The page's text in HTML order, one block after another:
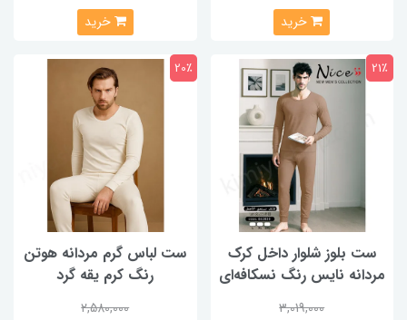
خرید خرید
ست بلوز شلوار داخل کرک
مردانه نایس رنگ نسکافه‌ای
3,019,000
21٪
ست لباس گرم مردانه هوتن
رنگ کرم یقه گرد
2,580,000
20٪